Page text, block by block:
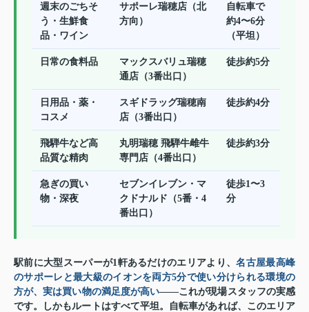
週末のごちそ
う・生鮮食
品・ワイン
サポーレ瑞穂店（北
方向）
自転車で
約4〜6分
（平坦）
日常の食料品
マックスバリュ瑞穂
通店（3番出口）
徒歩約5分
日用品・薬・
コスメ
スギドラッグ瑞穂南
店（3番出口）
徒歩約4分
飛騨牛など高
品質な精肉
丸明瑞穂 飛騨牛雌牛
専門店（4番出口）
徒歩約3分
急ぎの買い
物・深夜
セブンイレブン・マ
クドナルド（5番・4
番出口）
徒歩1〜3
分
駅前に大型スーパーが1軒あるだけのエリアより、名古屋最高峰
のサポーレと最大級のイオンを両方5分で使い分けられる環境の
方が、実は買い物の満足度が高い——これが現場スタッフの実感
です。しかもルートはすべて平坦。自転車があれば、このエリア